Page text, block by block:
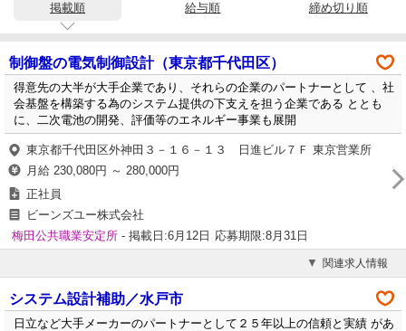
掲載順 給与順 締め切り順
制御盤の電気制御設計（東京都千代田区）
得意先の大半が大手企業であり、それらの企業のパートナーとして 、社
会基盤を構築する為のシステム提供の下支えを担う企業である ととも
に、二次電池の開発、評価等のエネルギー事業も展開
東京都千代田区外神田３－１６－１３ 日進ビル７Ｆ 東京営業所
月給 230,080円 ～ 280,000円
正社員
ビーンズユー株式会社
梅田公共職業安定所 - 掲載日:6月12日 応募期限:8月31日
関連求人情報
システム設計補助／水戸市
日立など大手メーカーのパートナーとして２５年以上の信頼と実績 があ